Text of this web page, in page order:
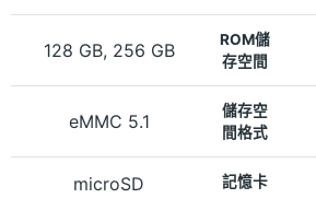
128 GB, 256 GB
ROM儲
存空間
eMMC 5.1
儲存空
間格式
microSD 記憶卡